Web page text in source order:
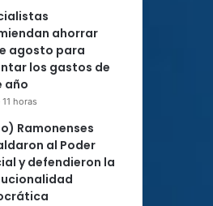
ahorrar
agosto para
los gastos de
año
11 horas
Ramonenses
al Poder
y defendieron la